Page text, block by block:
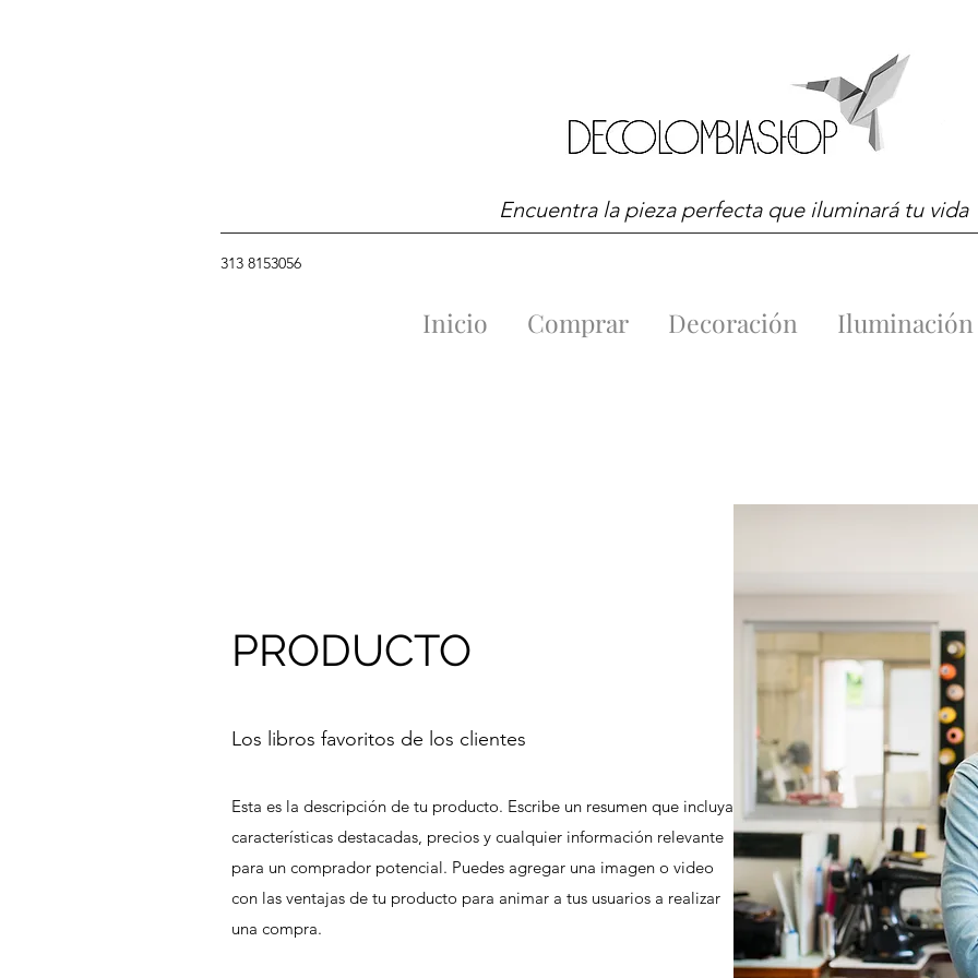
Encuentra la pieza perfecta que iluminará tu vida
313 8153056
Inicio Comprar Decoración Iluminación
PRODUCTO
Los libros favoritos de los clientes
Esta es la descripción de tu producto. Escribe un resumen que incluya
características destacadas, precios y cualquier información relevante
para un comprador potencial. Puedes agregar una imagen o video
con las ventajas de tu producto para animar a tus usuarios a realizar
una compra.